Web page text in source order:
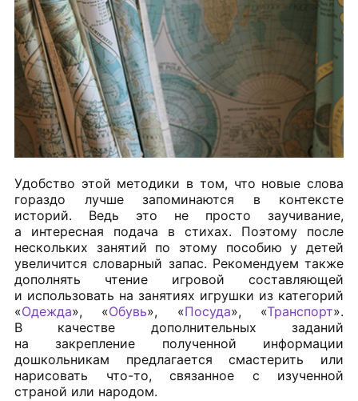
Удобство этой методики в том, что новые слова
гораздо лучше запоминаются в контексте
историй. Ведь это не просто заучивание,
а интересная подача в стихах. Поэтому после
нескольких занятий по этому пособию у детей
увеличится словарный запас. Рекомендуем также
дополнять чтение игровой составляющей
и использовать на занятиях игрушки из категорий
«Одежда», «Обувь», «Посуда», «Транспорт».
В качестве дополнительных заданий
на закрепление полученной информации
дошкольникам предлагается смастерить или
нарисовать что-то, связанное с изученной
страной или народом.